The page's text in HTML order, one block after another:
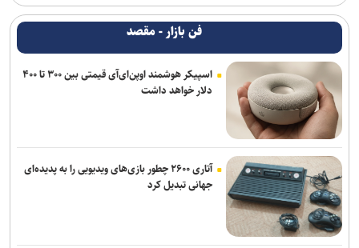
فن بازار - مقصد
اسپیکر هوشمند اوپن‌ای‌آی قیمتی بین ۳۰۰ تا ۴۰۰
دلار خواهد داشت
آتاری ۲۶۰۰ چطور بازی‌های ویدیویی را به پدیده‌ای
جهانی تبدیل کرد